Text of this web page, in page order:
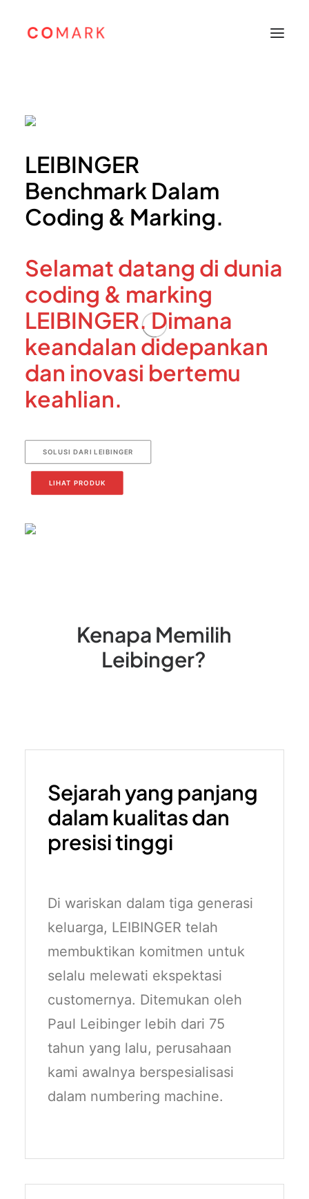
Tentang
Leibinger
Sunine
Support
Kontak
English
LEIBINGER
Benchmark Dalam
Coding & Marking.
Selamat datang di dunia
coding & marking
LEIBINGER. Dimana
keandalan didepankan
dan inovasi bertemu
keahlian.
SOLUSI DARI LEIBINGER
LIHAT PRODUK
Kenapa Memilih
Leibinger?
Sejarah yang panjang
dalam kualitas dan
presisi tinggi
Di wariskan dalam tiga generasi
keluarga, LEIBINGER telah
membuktikan komitmen untuk
selalu melewati ekspektasi
customernya. Ditemukan oleh
Paul Leibinger lebih dari 75
tahun yang lalu, perusahaan
kami awalnya berspesialisasi
dalam numbering machine.